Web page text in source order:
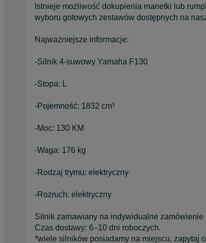
Istnieje możliwość dokupienia manetki lub
wyboru gotowych zestawów dostępnych na
Najważniejsze informacje:
-Silnik 4-suwowy Yamaha F130
-Stopa: L
-Pojemność: 1832 cm³
-Moc: 130 KM
-Waga: 176 kg
-Rodzaj trymu: elektryczny
-Rozruch: elektryczny
Silnik zamawiany na indywidualne zamówienie
Czas dostawy: 6–10 dni roboczych.
*wiele silników posiadamy na miejscu, zapytaj